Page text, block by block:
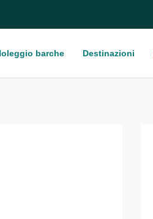
barche Destinazioni